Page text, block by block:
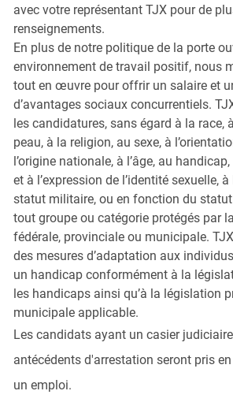
avec votre représentant TJX pour de
renseignements.
En plus de notre politique de la porte
environnement de travail positif, nous
tout en œuvre pour offrir un salaire et
d’avantages sociaux concurrentiels.
les candidatures, sans égard à la race,
peau, à la religion, au sexe, à
l’origine nationale, à l’âge, au
et à l’expression de l’identité sexuelle,
statut militaire, ou en fonction du
tout groupe ou catégorie protégés par
fédérale, provinciale ou municipale.
des mesures d’adaptation aux
un handicap conformément à la
les handicaps ainsi qu’à la législation
municipale applicable.
Les candidats ayant un casier
antécédents d'arrestation seront pris
un emploi.